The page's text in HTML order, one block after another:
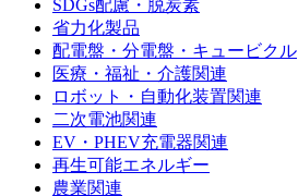
SDGs配慮・脱炭素
省力化製品
配電盤・分電盤・キュービクル
医療・福祉・介護関連
ロボット・自動化装置関連
二次電池関連
EV・PHEV充電器関連
再生可能エネルギー
農業関連